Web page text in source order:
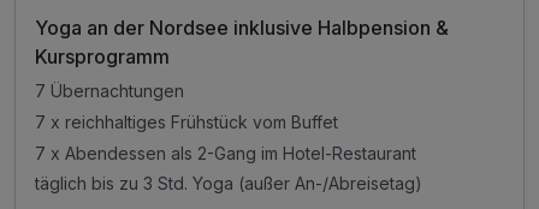
Yoga an der Nordsee inklusive Halbpension &
Kursprogramm
7 Übernachtungen
7 x reichhaltiges Frühstück vom Buffet
7 x Abendessen als 2-Gang im Hotel-Restaurant
täglich bis zu 3 Std. Yoga (außer An-/Abreisetag)